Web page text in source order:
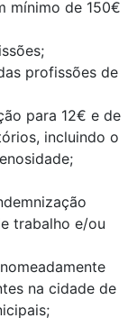
mínimo de 150€
profissões de
para 12€ e de
incluindo o
trabalho e/ou
na cidade de